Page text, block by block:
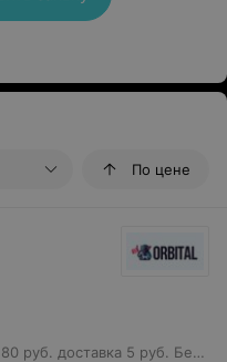
По цене
руб. доставка 5 руб. Бесплатная доставка от 80 руб.